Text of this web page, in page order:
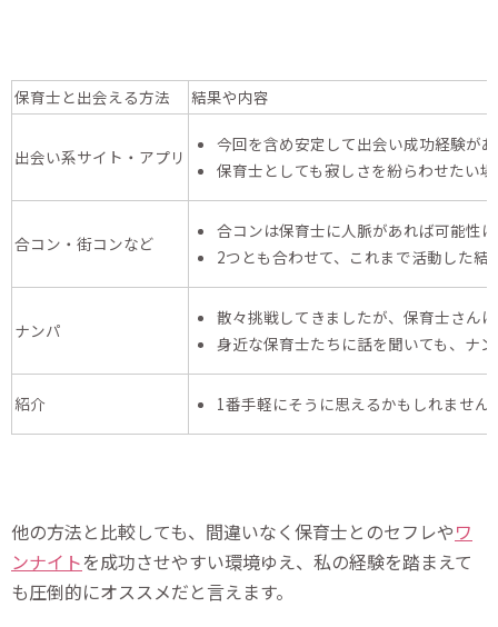
保育士と出会える方法 結果や内容
出会い系サイト・アプリ
今回を含め安定して出会い成功経験が
保育士としても寂しさを紛らわせたい
合コン・街コンなど
合コンは保育士に人脈があれば可能性
2つとも合わせて、これまで活動した
ナンパ
散々挑戦してきましたが、保育士さん
身近な保育士たちに話を聞いても、ナ
紹介 1番手軽にそうに思えるかもしれませ
他の方法と比較しても、間違いなく保育士とのセフレやワ
ンナイトを成功させやすい環境ゆえ、私の経験を踏まえて
も圧倒的にオススメだと言えます。